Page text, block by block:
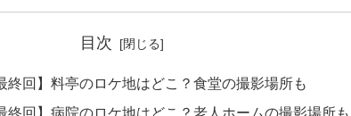
目次
終回】料亭のロケ地はどこ？食堂の撮影場所も
終回】病院のロケ地はどこ？老人ホームの撮影場所も